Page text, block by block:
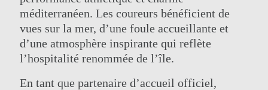
méditerranéen. Les coureurs bénéficient de
vues sur la mer, d’une foule accueillante et
d’une atmosphère inspirante qui reflète
l’hospitalité renommée de l’île.
En tant que partenaire d’accueil officiel,